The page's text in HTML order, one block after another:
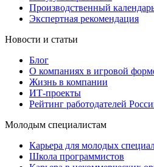
Производственный
Экспертная рекомендация
Новости и статьи
Блог
О компаниях в игровой
Жизнь в компании
ИТ-проекты
Рейтинг работодателей
Молодым специалистам
Карьера для молодых
Школа программистов